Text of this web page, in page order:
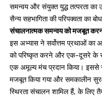
समन्वय और संयुक्त युद्ध तत्परता का
सैन्य सहभागिता की परिपक्वता का
संचालनात्मक समन्वय को मजबूत
इस अभ्यास ने सर्वोत्तम प्रथाओं का
को परिष्कृत करने और एक-दूसरे के
एक अमूल्य मंच प्रदान किया। इससे
मजबूत किया गया और समकालीन
स्थिरता संचालन शामिल हैं, के लिए